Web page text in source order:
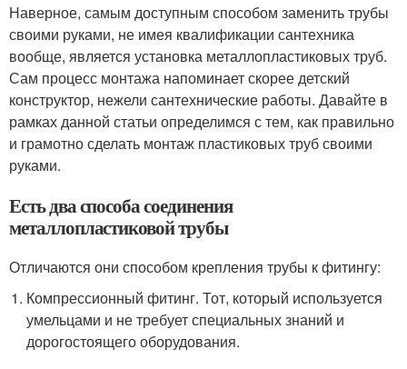
Наверное, самым доступным способом заменить трубы
своими руками, не имея квалификации сантехника
вообще, является установка металлопластиковых труб.
Сам процесс монтажа напоминает скорее детский
конструктор, нежели сантехнические работы. Давайте в
рамках данной статьи определимся с тем, как правильно
и грамотно сделать монтаж пластиковых труб своими
руками.
Есть два способа соединения
металлопластиковой трубы
Отличаются они способом крепления трубы к фитингу:
Компрессионный фитинг. Тот, который используется
умельцами и не требует специальных знаний и
дорогостоящего оборудования.